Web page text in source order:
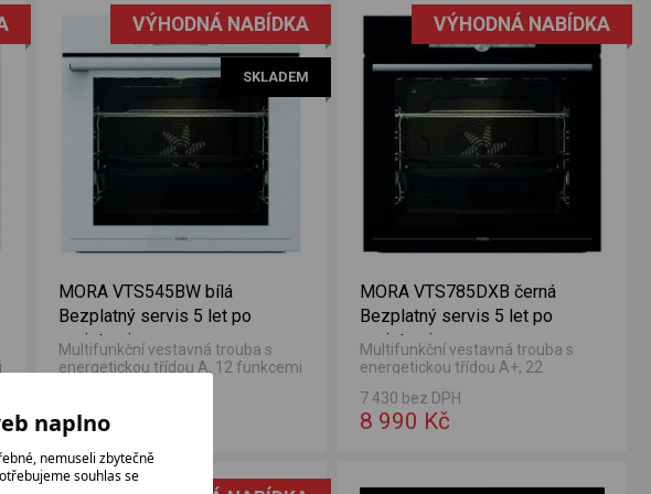
VÝHODNÁ NABÍDKA
SKLADEM
MORA VTS545BW bílá
Bezplatný servis 5 let po
registraci
Multifunkční vestavná trouba s
energetickou třídou A, 12 funkcemi
8 990 Kč
VÝHODNÁ NABÍDKA
MORA VTS785DXB černá
Bezplatný servis 5 let po
registraci
Multifunkční vestavná trouba s
energetickou třídou A+, 22
7 430 bez DPH
8 990 Kč
naplno
nemuseli zbytečně
souhlas se